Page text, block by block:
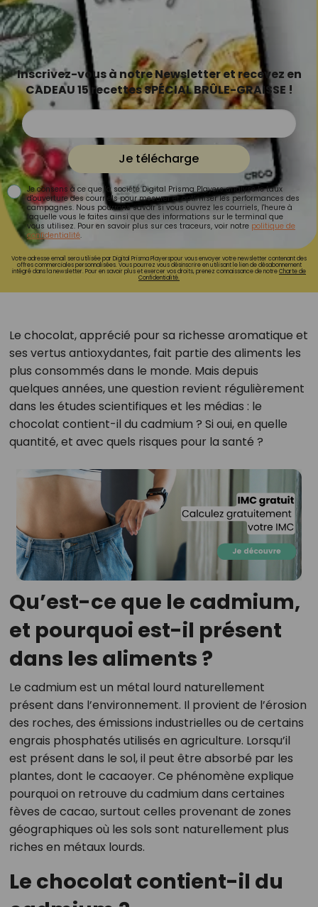
Inscrivez-vous à notre Newsletter et recevez en
CADEAU 15 recettes SPÉCIAL BRÛLE-GRAISSE !
Je télécharge
Je consens à ce que la société Digital Prisma Players analyse le taux
d'ouverture des courriels pour mesurer et optimiser les performances des
campagnes. Nous pourrons savoir si vous ouvrez les courriels, l'heure à
laquelle vous le faites ainsi que des informations sur le terminal que
vous utilisez. Pour en savoir plus sur ces traceurs, voir notre politique de
confidentialité.
Votre adresse email sera utilisée par Digital Prisma Playerspour vous envoyer votre newsletter contenant des
offres commerciales personnalisées. Vous pourrez vous désinscrire en utilisant le lien de désabonnement
intégré dans la newsletter. Pour en savoir plus et exercer vos droits, prenez connaissance de notreCharte de
Confidentialité.
Le chocolat, apprécié pour sa richesse aromatique et
ses vertus antioxydantes, fait partie des aliments les
plus consommés dans le monde. Mais depuis
quelques années, une question revient régulièrement
dans les études scientifiques et les médias : le
chocolat contient-il du cadmium ? Si oui, en quelle
quantité, et avec quels risques pour la santé ?
Qu’est-ce que le cadmium,
et pourquoi est-il présent
dans les aliments ?
Le cadmium est un métal lourd naturellement
présent dans l’environnement. Il provient de l’érosion
des roches, des émissions industrielles ou de certains
engrais phosphatés utilisés en agriculture. Lorsqu’il
est présent dans le sol, il peut être absorbé par les
plantes, dont le cacaoyer. Ce phénomène explique
pourquoi on retrouve du cadmium dans certaines
fèves de cacao, surtout celles provenant de zones
géographiques où les sols sont naturellement plus
riches en métaux lourds.
Le chocolat contient-il du